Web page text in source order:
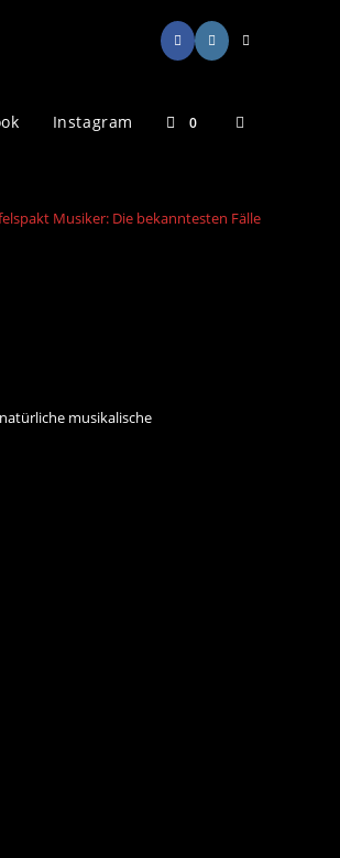
Instagram 0 Website-
Musiker: Die bekanntesten Fälle
musikalische